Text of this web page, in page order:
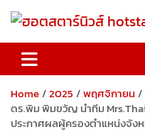
ฮอตสตาร์นิวส์
Home 2025
พฤศจิกายน
ดร.พิม พิมขวัญ นำทีม
ประกาศผลผู้ครองตำแหน่งจัง